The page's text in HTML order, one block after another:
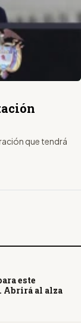
que tendrá
este
Abrirá al alza